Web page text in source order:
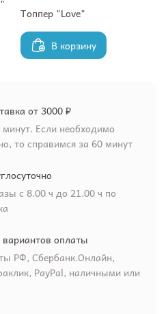
Топпер "Love"
В корзину
от 3000 ₽
Если необходимо
то справимся за 60 минут
с 8.00 ч до 21.00 ч по
оплаты
РФ, Сбербанк.Онлайн,
PayPal, наличными или